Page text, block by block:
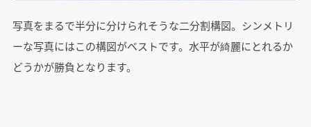
写真をまるで半分に分けられそうな二分割構図。シンメトリ
ーな写真にはこの構図がベストです。水平が綺麗にとれるか
どうかが勝負となります。